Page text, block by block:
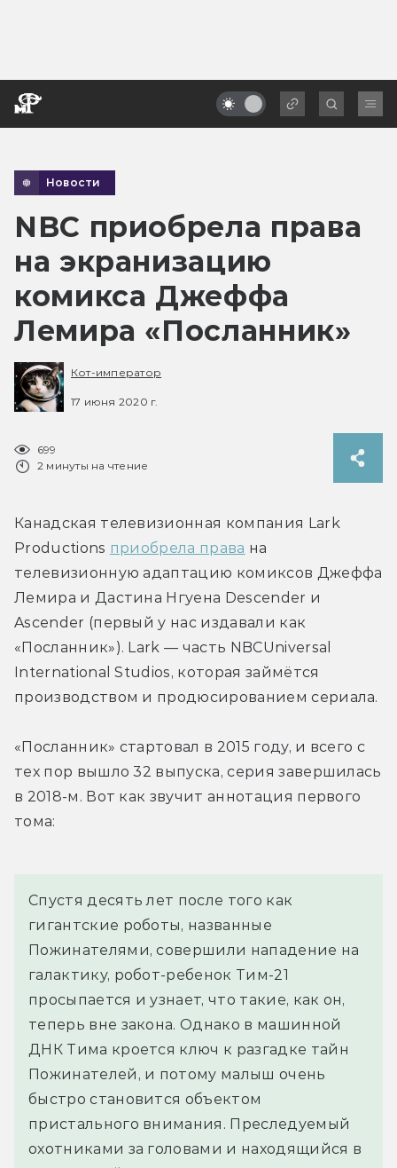
Новости
NBC приобрела права
на экранизацию
комикса Джеффа
Лемира «Посланник»
Кот-император
17 июня 2020 г.
699
2 минуты на чтение
Канадская телевизионная компания Lark
Productions приобрела права на
телевизионную адаптацию комиксов Джеффа
Лемира и Дастина Нгуена Descender и
Ascender (первый у нас издавали как
«Посланник»). Lark — часть NBCUniversal
International Studios, которая займётся
производством и продюсированием сериала.
«Посланник» стартовал в 2015 году, и всего с
тех пор вышло 32 выпуска, серия завершилась
в 2018-м. Вот как звучит аннотация первого
тома:
Спустя десять лет после того как
гигантские роботы, названные
Пожинателями, совершили нападение на
галактику, робот-ребенок Тим-21
просыпается и узнает, что такие, как он,
теперь вне закона. Однако в машинной
ДНК Тима кроется ключ к разгадке тайн
Пожинателей, и потому малыш очень
быстро становится объектом
пристального внимания. Преследуемый
охотниками за головами и находящийся в